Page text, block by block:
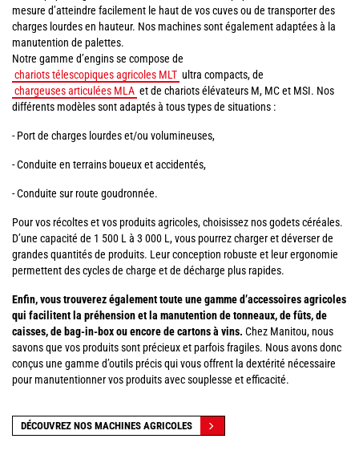
mesure d’atteindre facilement le haut de vos cuves ou de transporter des
charges lourdes en hauteur. Nos machines sont également adaptées à la
manutention de palettes.
Notre gamme d’engins se compose de
chariots télescopiques agricoles MLT ultra compacts, de
chargeuses articulées MLA et de chariots élévateurs M, MC et MSI. Nos
différents modèles sont adaptés à tous types de situations :
- Port de charges lourdes et/ou volumineuses,
- Conduite en terrains boueux et accidentés,
- Conduite sur route goudronnée.
Pour vos récoltes et vos produits agricoles, choisissez nos godets céréales.
D’une capacité de 1 500 L à 3 000 L, vous pourrez charger et déverser de
grandes quantités de produits. Leur conception robuste et leur ergonomie
permettent des cycles de charge et de décharge plus rapides.
Enfin, vous trouverez également toute une gamme d’accessoires agricoles
qui facilitent la préhension et la manutention de tonneaux, de fûts, de
caisses, de bag-in-box ou encore de cartons à vins. Chez Manitou, nous
savons que vos produits sont précieux et parfois fragiles. Nous avons donc
conçus une gamme d’outils précis qui vous offrent la dextérité nécessaire
pour manutentionner vos produits avec souplesse et efficacité.
DÉCOUVREZ NOS MACHINES AGRICOLES